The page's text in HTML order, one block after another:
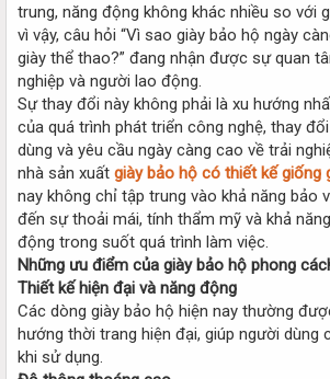
trung, năng động không khác nhiều so với
vì vậy, câu hỏi “Vì sao giày bảo hộ ngày
giày thể thao?” đang nhận được sự quan
nghiệp và người lao động.
Sự thay đổi này không phải là xu hướng
của quá trình phát triển công nghệ, thay
dùng và yêu cầu ngày càng cao về trải
nhà sản xuất giày bảo hộ có thiết kế giống
nay không chỉ tập trung vào khả năng bảo
đến sự thoải mái, tính thẩm mỹ và khả
động trong suốt quá trình làm việc.
Những ưu điểm của giày bảo hộ phong
Thiết kế hiện đại và năng động
Các dòng giày bảo hộ hiện nay thường
hướng thời trang hiện đại, giúp người dùng
khi sử dụng.